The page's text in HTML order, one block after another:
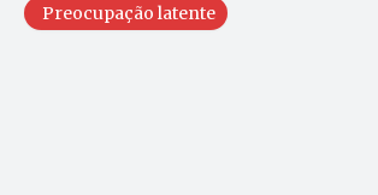
Preocupação latente